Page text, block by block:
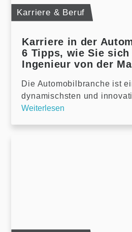
Karriere & Beruf
Karriere in der
6 Tipps, wie Sie
Ingenieur von der
Die Automobilbranche ist
dynamischsten und
Weiterlesen